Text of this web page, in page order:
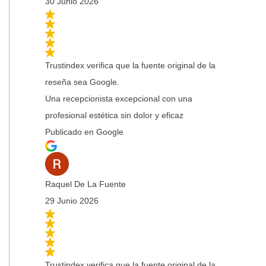
Trustindex verifica que la fuente original de la
reseña sea Google.
Una recepcionista excepcional con una
profesional estética sin dolor y eficaz
Publicado en Google
Raquel De La Fuente
29 Junio 2026